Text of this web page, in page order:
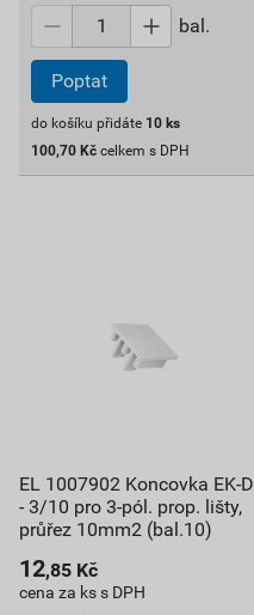
bal.
Poptat
do košíku přidáte 10 ks
100,70 Kč celkem s DPH
EL 1007902 Koncovka EK-D
- 3/10 pro 3-pól. prop. lišty,
průřez 10mm2 (bal.10)
12,85 Kč
cena za ks s DPH